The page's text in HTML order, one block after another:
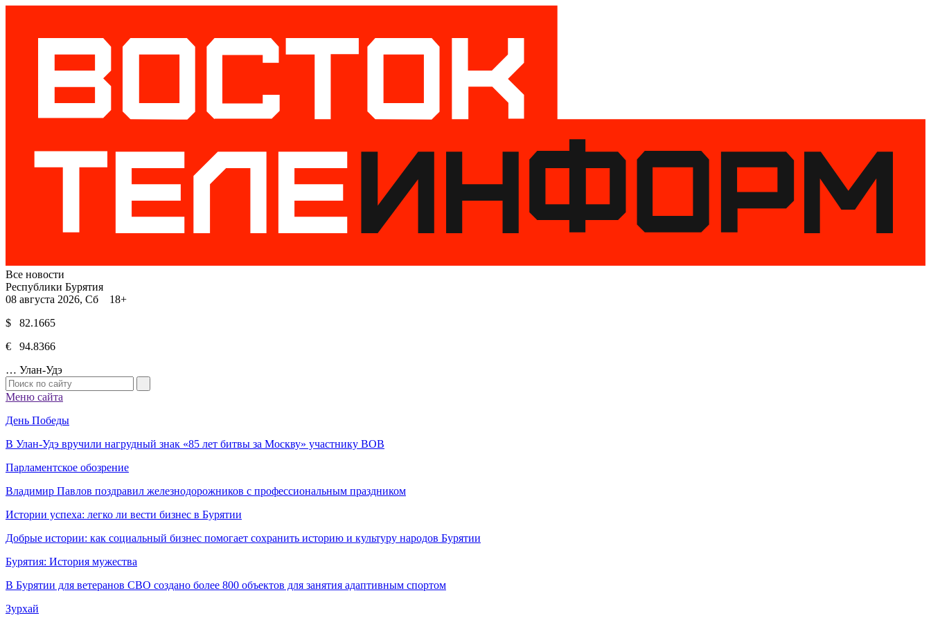
Все новости
Республики Бурятия
08 августа 2026, Сб 18+
$ 82.1665
€ 94.8366
… Улан-Удэ
Меню сайта
День Победы
В Улан-Удэ вручили нагрудный знак «85 лет битвы за Москву» участнику ВОВ
Парламентское обозрение
Владимир Павлов поздравил железнодорожников с профессиональным праздником
Истории успеха: легко ли вести бизнес в Бурятии
Добрые истории: как социальный бизнес помогает сохранить историю и культуру народов Бурятии
Бурятия: История мужества
В Бурятии для ветеранов СВО создано более 800 объектов для занятия адаптивным спортом
Зурхай